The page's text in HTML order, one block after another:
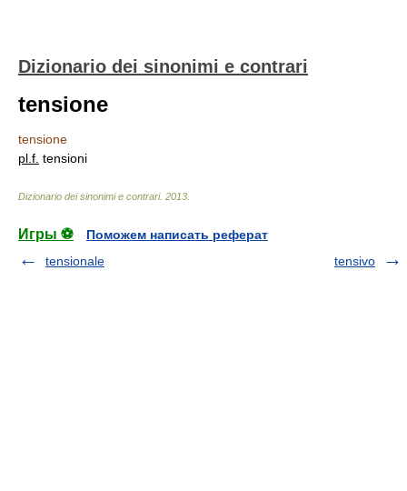
Dizionario dei sinonimi e contrari
tensione
tensione
pl. f. tensioni
Dizionario dei sinonimi e contrari. 2013
Игры ⚽
Поможем написать реферат
tensionale
tensivo